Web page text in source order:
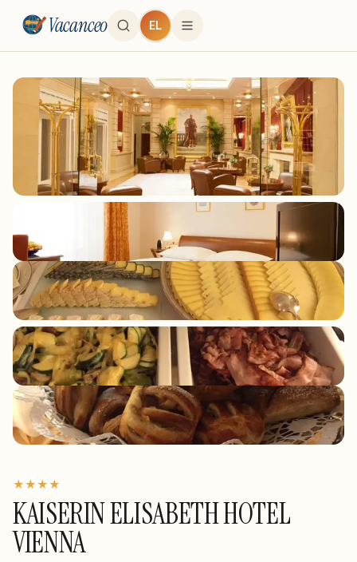
Vacanceo EL
★★★★
KAISERIN ELISABETH HOTEL
VIENNA